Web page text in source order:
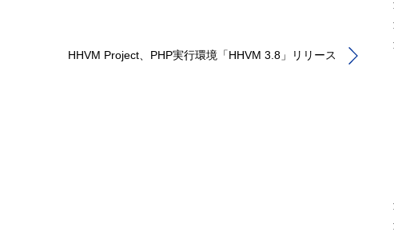
HHVM Project、PHP実行環境「HHVM 3.8」リリース